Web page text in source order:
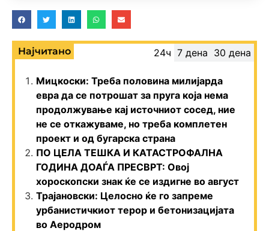
Најчитано 24ч 7 дена 30 дена
Мицкоски: Треба половина милијарда
евра да се потрошат за пруга која нема
продолжување кај источниот сосед, ние
не се откажуваме, но треба комплетен
проект и од бугарска страна
ПО ЦЕЛА ТЕШКА И КАТАСТРОФАЛНА
ГОДИНА ДОАЃА ПРЕСВРТ: Овој
хороскопски знак ќе се издигне во август
Трајановски: Целосно ќе го запреме
урбанистичкиот терор и бетонизацијата
во Аеродром